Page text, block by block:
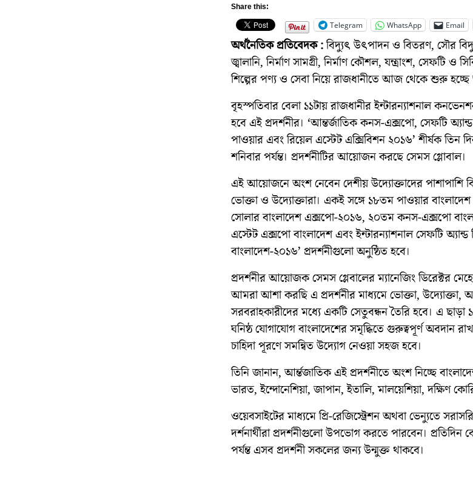
Share this:
Telegram
WhatsApp Email
অর্থনৈতিক প্রতিবেদক :বিদ্যুৎ উৎপাদন ও বিতরণ, সৌর
জ্বালানি, নির্মাণ সামগ্রী, নির্মাণ কৌশল, যন্ত্রাংশ, সেফটি ও
শিল্পের পণ্য ও সেবা নিয়ে রাজধানীতে আজ থেকে ‍শুরু হচ্ছে
বৃহস্পতিবার বেলা ১১টায় রাজধানীর ইন্টারন্যাশনাল
হবে এই প্রদর্শনীর। ‘আন্তর্জাতিক কনস-এক্সপো, সেফটি
পাওয়ার এবং রিয়েল এস্টেট এক্সিবিশন ২০১৬’ শীর্ষক তিন
শনিবার পর্যন্ত। প্রদর্শনীটির আয়োজন করছে সেমস গ্লোবাল।
এই আয়োজনে অংশ নেবেন দেশীয় উদ্যোক্তাদের পাশাপাশি
ভোক্তা ও উদ্যোক্তারা। একই সঙ্গে ১৮তম পাওয়ার
সোলার বাংলাদেশ এক্সপো-২০১৬, ২০তম কনস-এক্সপো
এস্টেট এক্সপো বাংলাদেশ এবং ইন্টারন্যাশনাল সেফটি
বাংলাদেশ-২০১৬’ প্রদর্শনীগুলো অনুষ্ঠিত হবে।
প্রদর্শনীর আয়োজক সেমস গ্লেবালের ম্যানেজিং ডিরেক্টর
আমরা আশা করছি এ প্রদর্শনীর মাধ্যমে ভোক্তা, উদ্যোক্তা,
সরবরাহকারীদের মধ্যে একটি সেতুবন্ধন তৈরি হবে। এ ছাড়া
ঘনিষ্ঠ যোগাযোগ বাংলাদেশের সমৃদ্ধিতে গুরুত্বপূর্ণ অবদান
চাহিদা পূরণে সমন্বিত উদ্যোগ নেওয়া সহজ হবে।
তিনি জানান, আর্ন্তজাতিক এই প্রদর্শনীতে অংশ নিচ্ছে
ভারত, ইন্দোনেশিয়া, জাপান, ইতালি, মালয়েশিয়া, দক্ষিণ
ওয়েবসাইটের মাধ্যমে প্রি-রেজিস্ট্রেশন অথবা ভেন্যুতে
দর্শনার্থীরা প্রদর্শনীগুলো উপভোগ করতে পারবেন। প্রতিদিন
পর্যন্ত এসব প্রদর্শনী সকলের জন্য উন্মুক্ত থাকবে।